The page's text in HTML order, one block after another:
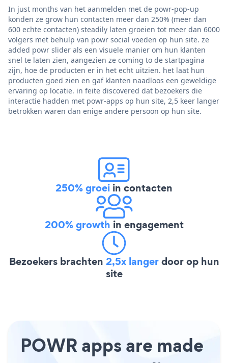
In just months van het aanmelden met de powr-pop-up
konden ze grow hun contacten meer dan 250% (meer dan
600 echte contacten) steadily laten groeien tot meer dan 6000
volgers met behulp van powr social voeden op hun site. ze
added powr slider als een visuele manier om hun klanten
snel te laten zien, aangezien ze coming to de startpagina
zijn, hoe de producten er in het echt uitzien. het laat hun
producten goed zien en gaf klanten naadloos een geweldige
ervaring op locatie. in feite discovered dat bezoekers die
interactie hadden met powr-apps op hun site, 2,5 keer langer
betrokken waren dan enige andere persoon op hun site.
250% groei in contacten
200% growth in engagement
Bezoekers brachten 2,5x langerdoor op hun
site
POWR apps are made